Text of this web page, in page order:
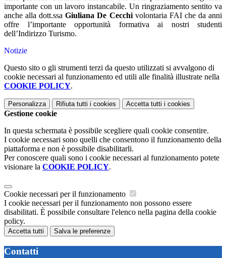
importante con un lavoro instancabile. Un ringraziamento sentito va
anche alla dott.ssaGiuliana De Cecchivolontaria FAI che da anni
offre l’importante opportunità formativa ai nostri studenti
dell’Indirizzo Turismo.
Notizie
Questo sito o gli strumenti terzi da questo utilizzati si avvalgono di
cookie necessari al funzionamento ed utili alle finalità illustrate nella
COOKIE POLICY.
Personalizza Rifiuta tutti i cookies Accetta tutti i cookies
Gestione cookie
In questa schermata è possibile scegliere quali cookie consentire.
I cookie necessari sono quelli che consentono il funzionamento della
piattaforma e non è possibile disabilitarli.
Per conoscere quali sono i cookie necessari al funzionamento potete
visionare la COOKIE POLICY.
Cookie necessari per il funzionamento
I cookie necessari per il funzionamento non possono essere
disabilitati. È possibile consultare l'elenco nella pagina della cookie
policy.
Accetta tutti Salva le preferenze
Contatti